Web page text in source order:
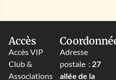
Accès
Accès VIP
Club &
Associations
Adresse
postale : 27
allée de la